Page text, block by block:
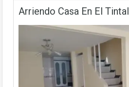
Arriendo Casa En El Tintal